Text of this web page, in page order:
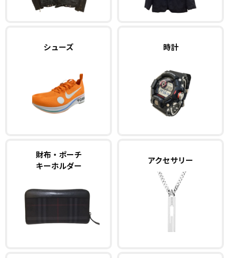
シューズ 時計
財布・ポーチ
キーホルダー
アクセサリー